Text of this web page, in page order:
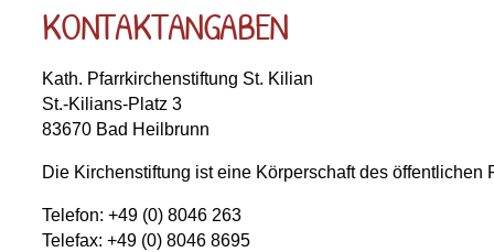
KONTAKTANGABEN
Kath. Pfarrkirchenstiftung St. Kilian
St.-Kilians-Platz 3
83670 Bad Heilbrunn
Die Kirchenstiftung ist eine Körperschaft des
Telefon: +49 (0) 8046 263
Telefax: +49 (0) 8046 8695